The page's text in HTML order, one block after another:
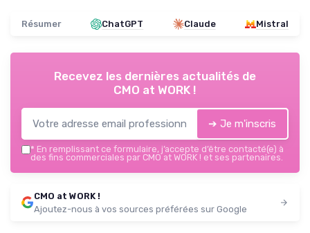
Résumer ChatGPT Claude Mistral
Recevez les dernières actualités de
CMO at WORK !
➔ Je m'inscris
* En remplissant ce formulaire, j’accepte d’être contacté(e) à
des fins commerciales par CMO at WORK ! et ses partenaires.
CMO at WORK !
Ajoutez-nous à vos sources préférées sur Google